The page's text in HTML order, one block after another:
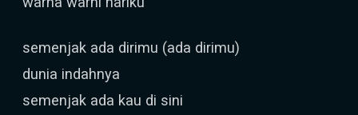
semenjak ada dirimu (ada dirimu)
dunia indahnya
semenjak ada kau di sini